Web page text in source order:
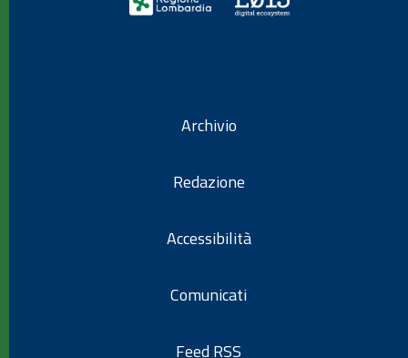
Archivio
Redazione
Accessibilità
Comunicati
Feed RSS